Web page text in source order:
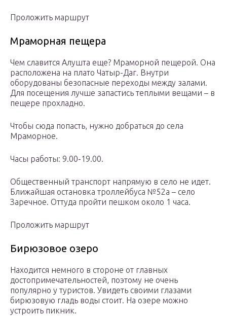
Проложить маршрут
Мраморная пещера
Чем славится Алушта еще? Мраморной пещерой. Она
расположена на плато Чатыр-Даг. Внутри
оборудованы безопасные переходы между залами.
Для посещения лучше запастись теплыми вещами – в
пещере прохладно.
Чтобы сюда попасть, нужно добраться до села
Мраморное.
Часы работы: 9.00-19.00.
Общественный транспорт напрямую в село не идет.
Ближайшая остановка троллейбуса №52а – село
Заречное. Оттуда пройти пешком около 1 часа.
Проложить маршрут
Бирюзовое озеро
Находится немного в стороне от главных
достопримечательностей, поэтому не очень
популярно у туристов. Увидеть своими глазами
бирюзовую гладь воды стоит. На озере можно
устроить пикник.